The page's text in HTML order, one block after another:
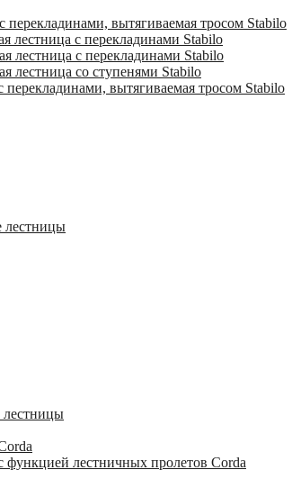
перекладинами, вытягиваемая тросом Stabilo
лестница с перекладинами Stabilo
лестница с перекладинами Stabilo
лестница со ступенями Stabilo
перекладинами, вытягиваемая тросом Stabilo
лестницы
лестницы
функцией лестничных пролетов Corda